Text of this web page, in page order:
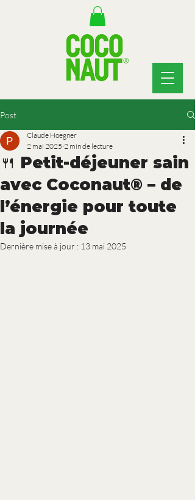
Post
🍴 Petit-déjeuner sain
avec Coconaut® – de
l’énergie pour toute
la journée
Claude Hoegner
2 mai 2025 2 min de lecture
Dernière mise à jour : 13 mai 2025